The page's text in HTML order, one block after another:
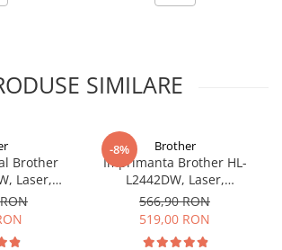
SIMILARE
Brother
Laser,
USB, ADF,
-8% Brother
Imprimanta Brother HL-
L2442DW, Laser,
Monocrom, A4, 30 ppm,
Wireless, USB 2.0
566,90 RON
519,00 RON